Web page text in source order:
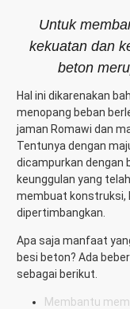
Untuk
kekuatan dan
beton
Hal ini dikarenakan
menopang beban
jaman Romawi dan
Tentunya dengan
dicampurkan dengan
keunggulan yang
membuat konstruksi,
dipertimbangkan.
Apa saja manfaat
besi beton? Ada
sebagai berikut.
Membantu